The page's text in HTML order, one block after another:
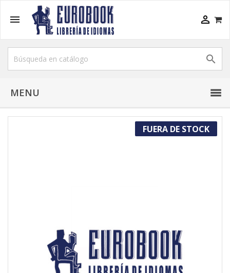
 

MENU
FUERA DE STOCK